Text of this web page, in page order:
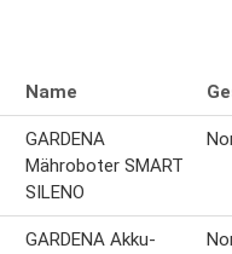
Name
GARDENA
Mähroboter SMART
SILENO
GARDENA Akku-